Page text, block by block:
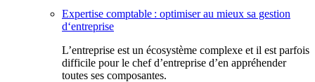
Expertise comptable : optimiser au mieux sa gestion
d‘entreprise
L’entreprise est un écosystème complexe et il est parfois
difficile pour le chef d’entreprise d’en appréhender
toutes ses composantes.